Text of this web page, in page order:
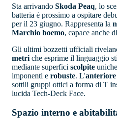
Sta arrivando Skoda Peaq, lo
batteria è prossimo a ospitare
per il 23 giugno. Rappresenta la
Marchio boemo, capace anche
Gli ultimi bozzetti ufficiali
metri che esprime il linguaggio
mediante superfici scolpite
imponenti e robuste. L'anteriore
sottili gruppi ottici a forma di T
lucida Tech-Deck Face.
Spazio interno e